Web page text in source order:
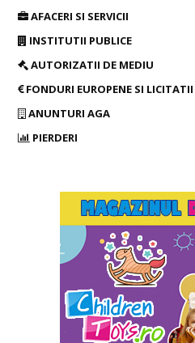
AFACERI SI SERVICII
INSTITUTII PUBLICE
AUTORIZATII DE MEDIU
FONDURI EUROPENE SI LICITATII
ANUNTURI AGA
PIERDERI